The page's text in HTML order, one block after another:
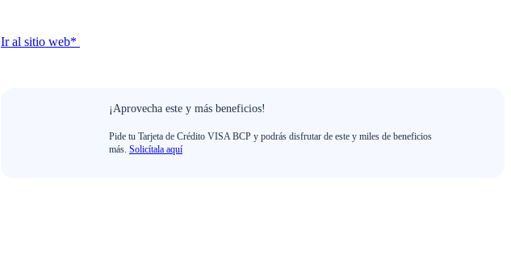
Ir al sitio web*
¡Aprovecha este y más beneficios!
Pide tu Tarjeta de Crédito VISA BCP y podrás disfrutar de este y miles de beneficios
más. Solicítala aquí